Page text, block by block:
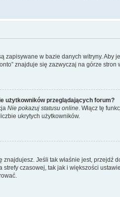
w bazie danych witryny.
znajduje się zazwyczaj na górze stron
użytkowników przeglądających forum?
Nie pokazuj statusu online . Włącz tę
ukrytych użytkowników.
Jeśli tak właśnie jest,
czasowej, tak jak i większości